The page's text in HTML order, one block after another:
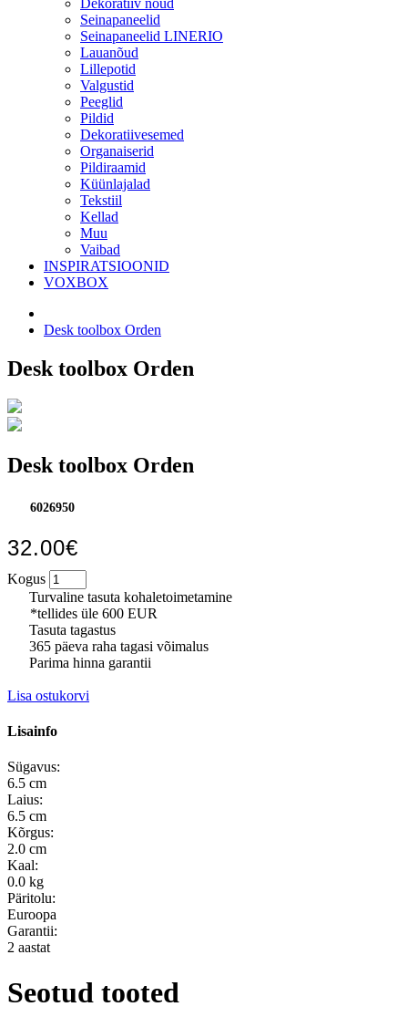
Seinapaneelid
Seinapaneelid LINERIO
Lauanõud
Lillepotid
Valgustid
Peeglid
Pildid
Dekoratiivesemed
Organaiserid
Pildiraamid
Küünlajalad
Tekstiil
Kellad
Muu
Vaibad
INSPIRATSIOONID
VOXBOX
Desk toolbox Orden
Desk toolbox Orden
Desk toolbox Orden
6026950
32.00€
Kogus
Turvaline tasuta kohaletoimetamine
*tellides üle 600 EUR
Tasuta tagastus
365 päeva raha tagasi võimalus
Parima hinna garantii
Lisa ostukorvi
Lisainfo
Sügavus:
6.5 cm
Laius:
6.5 cm
Kõrgus:
2.0 cm
Kaal:
0.0 kg
Päritolu:
Euroopa
Garantii:
2 aastat
Seotud tooted